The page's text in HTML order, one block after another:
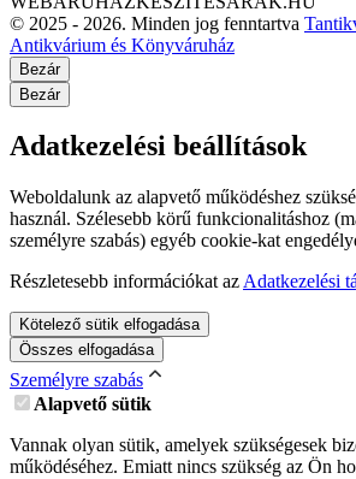
© 2025 - 2026. Minden jog fenntartva
Antikvárium és Könyváruház
Bezár
Bezár
Adatkezelési beállítások
Weboldalunk az alapvető működéshez
használ. Szélesebb körű funkcionalitáshoz
személyre szabás) egyéb cookie-kat
Részletesebb információkat az Adatkezelési
Kötelező sütik elfogadása
Összes elfogadása
Személyre szabás
Alapvető sütik
Vannak olyan sütik, amelyek szükségesek
működéséhez. Emiatt nincs szükség az Ön